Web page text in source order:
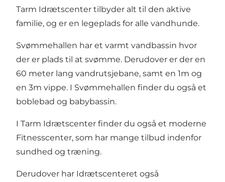
Tarm Idrætscenter tilbyder alt til den aktive
familie, og er en legeplads for alle vandhunde.
Svømmehallen har et varmt vandbassin hvor
der er plads til at svømme. Derudover er der en
60 meter lang vandrutsjebane, samt en 1m og
en 3m vippe. I Svømmehallen finder du også et
boblebad og babybassin.
I Tarm Idrætscenter finder du også et moderne
Fitnesscenter, som har mange tilbud indenfor
sundhed og træning.
Derudover har Idrætscenteret også